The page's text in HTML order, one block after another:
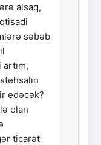
alsaq,
səbəb
edəcək?
olan
ticarət